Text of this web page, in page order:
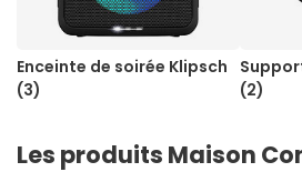
Enceinte de soirée Klipsch
(3)
(2)
Les produits Maison